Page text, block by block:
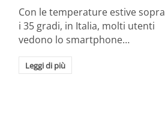
Con le temperature estive sopra
i 35 gradi, in Italia, molti utenti
vedono lo smartphone…
Leggi di più